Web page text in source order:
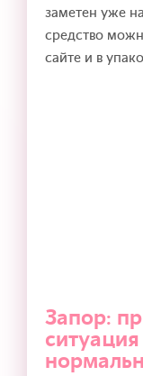
заметен уже
средство
сайте и в
Запор: